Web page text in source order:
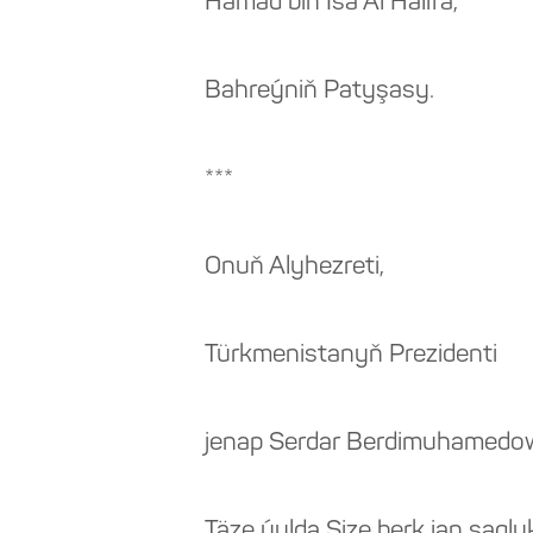
Bahreýniň Patyşasy.
***
Onuň Alyhezreti,
Türkmenistanyň Prezidenti
jenap Serdar